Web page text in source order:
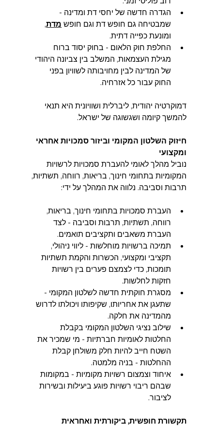
הגדרה חדשה של יחסי דת ומדינה -
שמבטיחה גם חופש דת וגם חופש מדת,
ומונעת כפייה דתית.
החלפת חוק הלאום - בחוק יסוד ברוח
מגילת העצמאות, המשלב בין צביונה היהודי
של המדינה לבין מחויבותה לשוויון בפני
החוק עבור כל אזרחיה.
דמוקרטיה יהודית, ליברלית ושוויונית היא תנאי
להמשך קיומה ושגשוגה של ישראל.
חיזוק השלטון המקומי וביזור סמכויות אחראי
ומקצועי
נוביל מהלך לאומי להעברת סמכויות לרשויות
המקומיות בתחומי חינוך, בריאות, רווחה, תשתיות,
תרבות וסביבה. נלווה את המהלך על ידי:
העברת סמכויות בתחומי חינוך, בריאות,
רווחה, תשתיות, תרבות וסביבה - לצד
העברת משאבים ותקציבים תואמים.
תמיכה ברשויות מוחלשות - ליווי ניהולי,
תקציבי ומקצועי, הכשרות והקמת תשתיות
תומכות, כדי לצמצם פערים בין רשויות
חזקות לחלשות.
מסגרת חוקתית חדשה לשלטון המקומי -
שתעגן את אחריותו, שקיפותו ויכולתו לדרוש
מהמדינה את חלקה.
שילוב נציגי השלטון המקומי בקבלת
החלטות לאומיות חברתיות - מי שמכיר את
השטח חייב להיות חלק משולחן קבלת
ההחלטות - בניה מלמטה.
איחוד וצמצום רשויות מקומיות - במקומות
שבהם ריבוי רשויות פוגע ביעילות ובשירות
לציבור.
תקשורת חופשית, ביקורתית ואחראית